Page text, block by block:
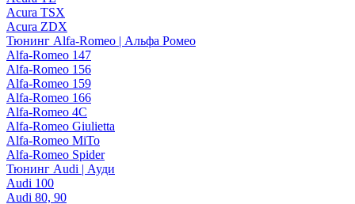
Acura TSX
Acura ZDX
Тюнинг Alfa-Romeo | Альфа Ромео
Alfa-Romeo 147
Alfa-Romeo 156
Alfa-Romeo 159
Alfa-Romeo 166
Alfa-Romeo 4C
Alfa-Romeo Giulietta
Alfa-Romeo MiTo
Alfa-Romeo Spider
Тюнинг Audi | Ауди
Audi 100
Audi 80, 90